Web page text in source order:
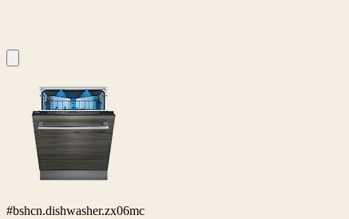
#bshcn.dishwasher.zx06mc